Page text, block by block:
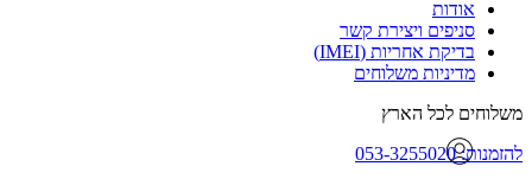
אודות
סניפים ויצירת קשר
בדיקת אחריות (IMEI)
מדיניות משלוחים
לכל הארץ
053-3255020